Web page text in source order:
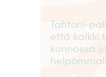
Tahtoni-
että kaikki
kunnossa